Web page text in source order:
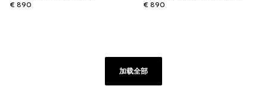
€ 890
€ 890
加载全部